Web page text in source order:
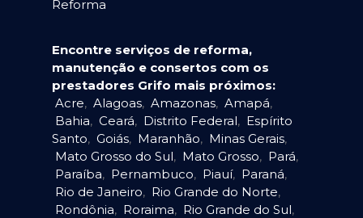
Reforma
Encontre serviços de reforma,
manutenção e consertos com os
prestadores Grifo mais próximos:
Acre, Alagoas, Amazonas, Amapá,
Bahia, Ceará, Distrito Federal, Espírito
Santo, Goiás, Maranhão, Minas Gerais,
Mato Grosso do Sul, Mato Grosso, Pará,
Paraíba, Pernambuco, Piauí, Paraná,
Rio de Janeiro, Rio Grande do Norte,
Rondônia, Roraima, Rio Grande do Sul,